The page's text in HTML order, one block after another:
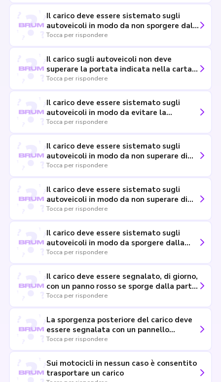
Il carico deve essere sistemato sugli
autoveicoli in modo da non sporgere dalla
parte posteriore per più dei tre decimi
Tocca per rispondere
Il carico sugli autoveicoli non deve
superare la portata indicata nella carta
di circolazione
Tocca per rispondere
Il carico deve essere sistemato sugli
autoveicoli in modo da evitare la
sporgenza laterale dello stesso per più di
Tocca per rispondere
Il carico deve essere sistemato sugli
autoveicoli in modo da non superare di
oltre il 10% l'altezza massima prevista
metri
Tocca per rispondere
Il carico deve essere sistemato sugli
autoveicoli in modo da non superare di
oltre il 10% la portata utile indicata sul
Tocca per rispondere
Il carico deve essere sistemato sugli
autoveicoli in modo da sporgere dalla
parte anteriore del veicolo di più dei tre
Tocca per rispondere
Il carico deve essere segnalato, di giorno,
con un panno rosso se sporge dalla parte
posteriore
Tocca per rispondere
La sporgenza posteriore del carico deve
essere segnalata con un pannello
retroriflettente a strisce gialle e rosse
Tocca per rispondere
Sui motocicli in nessun caso è consentito
trasportare un carico